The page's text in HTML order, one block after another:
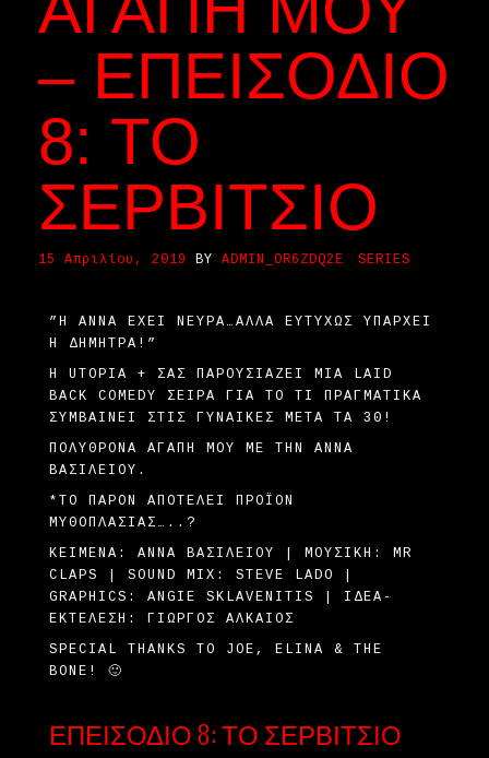
– ΕΠΕΙΣΌΔΙΟ
8: ΤΟ
ΣΕΡΒΊΤΣΙΟ
15 Απριλίου, 2019 BY ADMIN_OR6ZDQ2E SERIES
”Η ΆΝΝΑ ΈΧΕΙ ΝΕΎΡΑ…ΑΛΛΆ ΕΥΤΥΧΏΣ ΥΠΆΡΧΕΙ
Η ΔΉΜΗΤΡΑ!”
H UTOPIA + ΣΑΣ ΠΑΡΟΥΣΙΆΖΕΙ ΜΙΑ LAID
BACK COMEDY ΣΕΙΡΆ ΓΙΑ ΤΟ ΤΙ ΠΡΑΓΜΑΤΙΚΆ
ΣΥΜΒΑΊΝΕΙ ΣΤΙΣ ΓΥΝΑΊΚΕΣ ΜΕΤΆ ΤΑ 30!
ΠΟΛΥΘΡΌΝΑ ΑΓΆΠΗ ΜΟΥ ΜΕ ΤΗΝ ΆΝΝΑ
ΒΑΣΙΛΕΊΟΥ.
*ΤΟ ΠΑΡΌΝ ΑΠΟΤΕΛΕΊ ΠΡΟΪΌΝ
ΜΥΘΟΠΛΑΣΊΑΣ…..?
ΚΕΊΜΕΝΑ: ΆΝΝΑ ΒΑΣΙΛΕΊΟΥ | ΜΟΥΣΙΚΉ: MR
CLAPS | SOUND MIX: STEVE LADO |
GRAPHICS: ANGIE SKLAVENITIS | ΙΔΈΑ-
ΕΚΤΈΛΕΣΗ: ΓΙΏΡΓΟΣ ΑΛΚΑΊΟΣ
SPECIAL THANKS TO JOE, ELINA & THE
BONE! 🙂
ΕΠΕΙΣΌΔΙΟ 8: ΤΟ ΣΕΡΒΊΤΣΙΟ